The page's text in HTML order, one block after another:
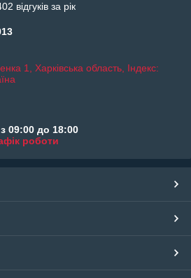
відгуків за рік
1, Харківська область, Індекс:
09:00 до 18:00
роботи